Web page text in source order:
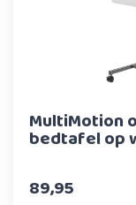
MultiMotion
bedtafel op
89,95